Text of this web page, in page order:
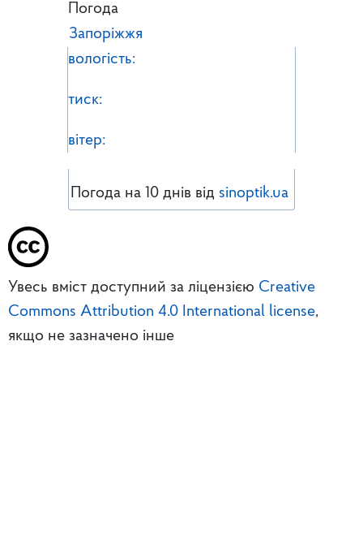
Погода
Запоріжжя
вологість:
тиск:
вітер:
Погода на 10 днів від sinoptik.ua
Увесь вміст доступний за ліцензією Creative
Commons Attribution 4.0 International license,
якщо не зазначено інше